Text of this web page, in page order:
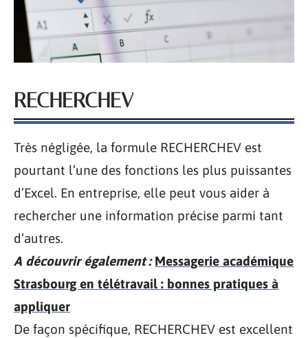
RECHERCHEV
Très négligée, la formule RECHERCHEV est
pourtant l’une des fonctions les plus puissantes
d’Excel. En entreprise, elle peut vous aider à
rechercher une information précise parmi tant
d’autres.
A découvrir également : Messagerie académique
Strasbourg en télétravail : bonnes pratiques à
appliquer
De façon spécifique, RECHERCHEV est excellent